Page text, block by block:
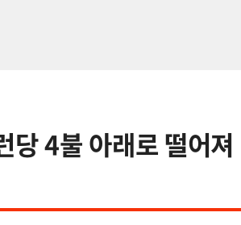
당 4불 아래로 떨어져